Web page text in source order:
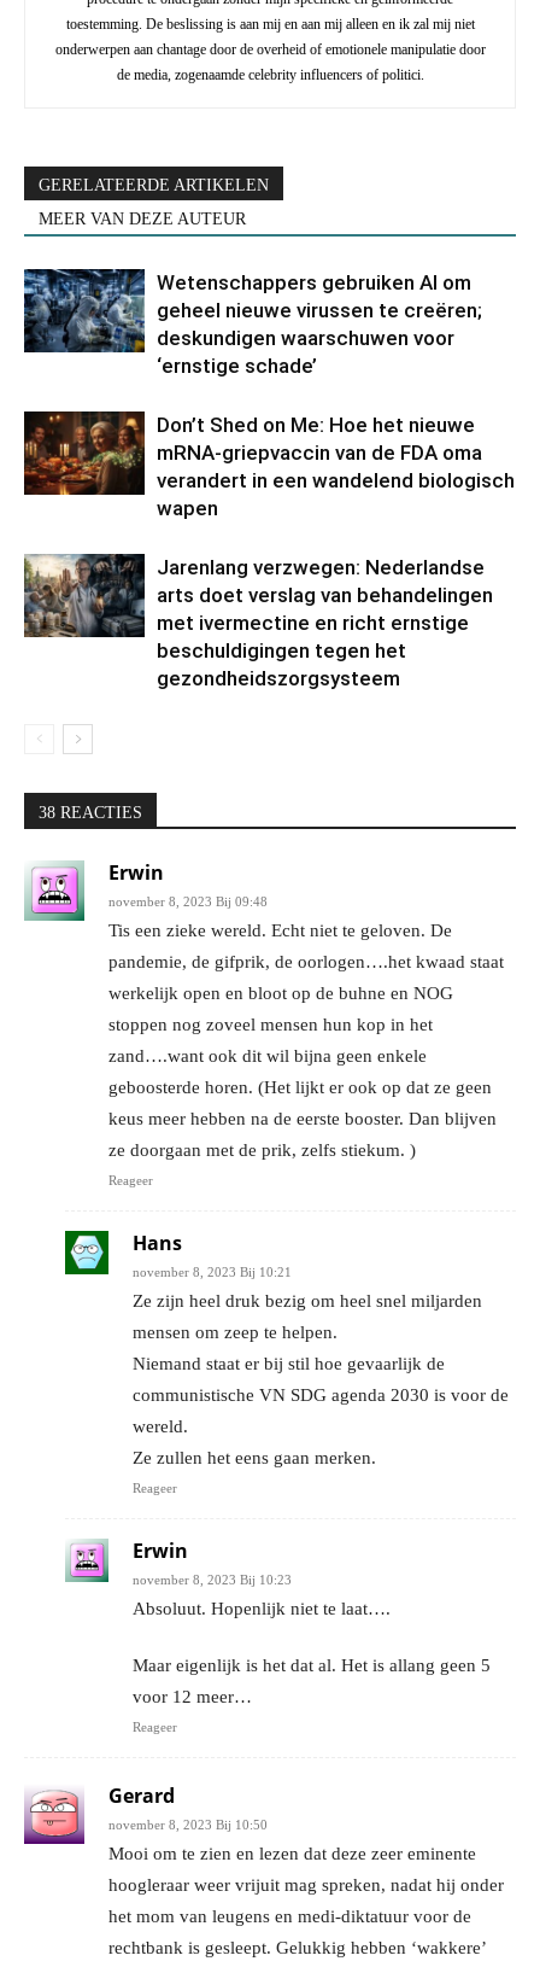
toestemming. De beslissing is aan mij en aan mij alleen en ik zal mij niet
onderwerpen aan chantage door de overheid of emotionele manipulatie door
de media, zogenaamde celebrity influencers of politici.
GERELATEERDE ARTIKELEN
MEER VAN DEZE AUTEUR
Wetenschappers gebruiken AI om
geheel nieuwe virussen te creëren;
deskundigen waarschuwen voor
‘ernstige schade’
Don’t Shed on Me: Hoe het nieuwe
mRNA-griepvaccin van de FDA oma
verandert in een wandelend biologisch
wapen
Jarenlang verzwegen: Nederlandse
arts doet verslag van behandelingen
met ivermectine en richt ernstige
beschuldigingen tegen het
gezondheidszorgsysteem
38 REACTIES
Erwin
november 8, 2023 Bij 09:48
Tis een zieke wereld. Echt niet te geloven. De
pandemie, de gifprik, de oorlogen….het kwaad staat
werkelijk open en bloot op de buhne en NOG
stoppen nog zoveel mensen hun kop in het
zand….want ook dit wil bijna geen enkele
geboosterde horen. (Het lijkt er ook op dat ze geen
keus meer hebben na de eerste booster. Dan blijven
ze doorgaan met de prik, zelfs stiekum. )
Reageer
Hans
november 8, 2023 Bij 10:21
Ze zijn heel druk bezig om heel snel miljarden
mensen om zeep te helpen.
Niemand staat er bij stil hoe gevaarlijk de
communistische VN SDG agenda 2030 is voor de
wereld.
Ze zullen het eens gaan merken.
Reageer
Erwin
november 8, 2023 Bij 10:23
Absoluut. Hopenlijk niet te laat….
Maar eigenlijk is het dat al. Het is allang geen 5
voor 12 meer…
Reageer
Gerard
november 8, 2023 Bij 10:50
Mooi om te zien en lezen dat deze zeer eminente
hoogleraar weer vrijuit mag spreken, nadat hij onder
het mom van leugens en medi-diktatuur voor de
rechtbank is gesleept. Gelukkig hebben ‘wakkere’